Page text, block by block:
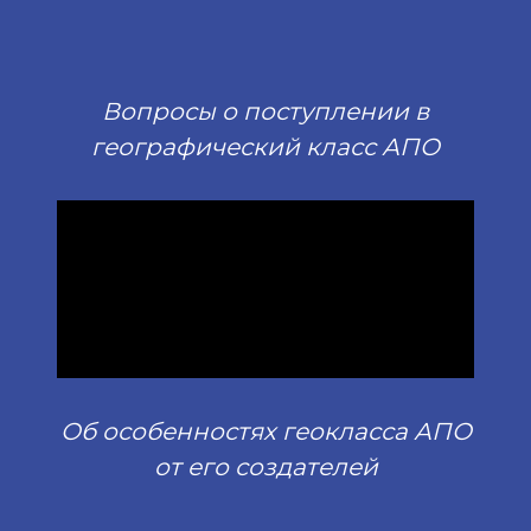
Вопросы о поступлении в
географический класс АПО
Об особенностях геокласса АПО
от его создателей